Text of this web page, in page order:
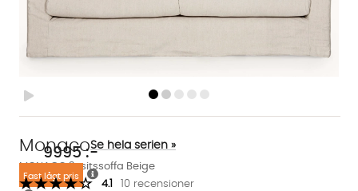
MONACO 3-sitssoffa Beige
MonacoSe hela serien »
4.1 10 recensioner
9995:-
Fast lågt pris